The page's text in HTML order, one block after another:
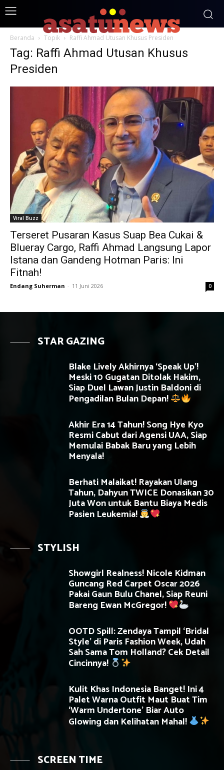
Beranda Topik Raffi Ahmad Utusan Khusus Presiden
Tag: Raffi Ahmad Utusan Khusus
Presiden
Viral Buzz
Terseret Pusaran Kasus Suap Bea Cukai &
Blueray Cargo, Raffi Ahmad Langsung Lapor
Istana dan Gandeng Hotman Paris: Ini
Fitnah!
Endang Suherman - 11 Juni 2026 0
STAR GAZING
Blake Lively Akhirnya ‘Speak Up’!
Meski 10 Gugatan Ditolak Hakim,
Siap Duel Lawan Justin Baldoni di
Pengadilan Bulan Depan!
Akhir Era 14 Tahun! Song Hye Kyo
Resmi Cabut dari Agensi UAA, Siap
Memulai Babak Baru yang Lebih
Menyala!
Berhati Malaikat! Rayakan Ulang
Tahun, Dahyun TWICE Donasikan 30
Juta Won untuk Bantu Biaya Medis
Pasien Leukemia!
STYLISH
Showgirl Realness! Nicole Kidman
Guncang Red Carpet Oscar 2026
Pakai Gaun Bulu Chanel, Siap Reuni
Bareng Ewan McGregor!
OOTD Spill: Zendaya Tampil ‘Bridal
Style’ di Paris Fashion Week, Udah
Sah Sama Tom Holland? Cek Detail
Cincinnya!
Kulit Khas Indonesia Banget! Ini 4
Palet Warna Outfit Maut Buat Tim
‘Warm Undertone’ Biar Auto
Glowing dan Kelihatan Mahal!
SCREEN TIME